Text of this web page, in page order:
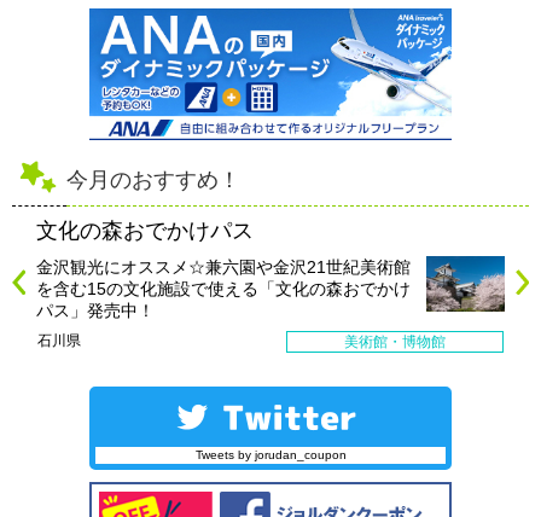
今月のおすすめ！
文化の森おでかけパス
金沢観光にオススメ☆兼六園や金沢21世紀美術館
を含む15の文化施設で使える「文化の森おでかけ
パス」発売中！
石川県 美術館・博物館
Tweets by jorudan_coupon